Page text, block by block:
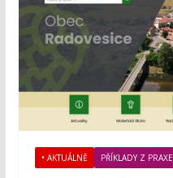
• AKTUÁLNĚ PŘÍKLADY Z PRAXE